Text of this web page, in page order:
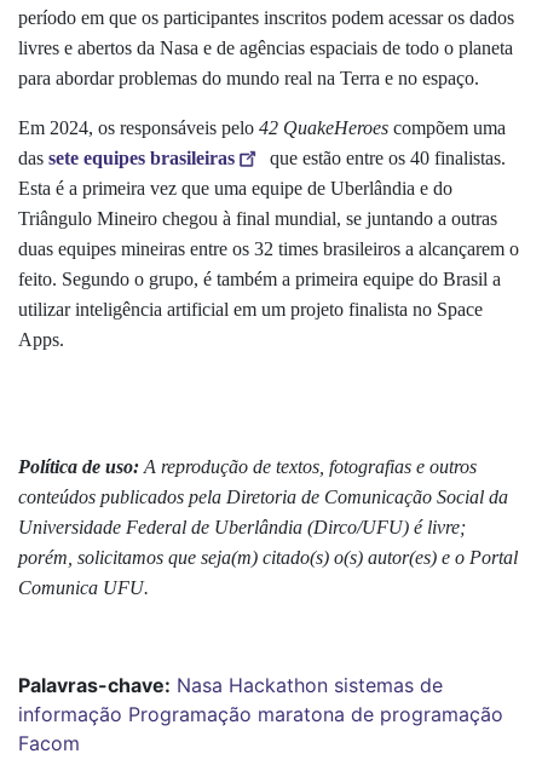
período em que os participantes inscritos podem acessar os dados
livres e abertos da Nasa e de agências espaciais de todo o planeta
para abordar problemas do mundo real na Terra e no espaço.
Em 2024, os responsáveis pelo 42 QuakeHeroes compõem uma
das sete equipes brasileiras
que estão entre os 40 finalistas.
Esta é a primeira vez que uma equipe de Uberlândia e do
Triângulo Mineiro chegou à final mundial, se juntando a outras
duas equipes mineiras entre os 32 times brasileiros a alcançarem o
feito. Segundo o grupo, é também a primeira equipe do Brasil a
utilizar inteligência artificial em um projeto finalista no Space
Apps.
Política de uso: A reprodução de textos, fotografias e outros
conteúdos publicados pela Diretoria de Comunicação Social da
Universidade Federal de Uberlândia (Dirco/UFU) é livre;
porém, solicitamos que seja(m) citado(s) o(s) autor(es) e o Portal
Comunica UFU.
Palavras-chave: Nasa Hackathon sistemas de
informação Programação maratona de programação
Facom